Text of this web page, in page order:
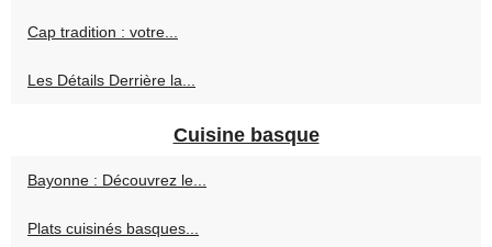
Cap tradition : votre...
Les Détails Derrière la...
Cuisine basque
Bayonne : Découvrez le...
Plats cuisinés basques...